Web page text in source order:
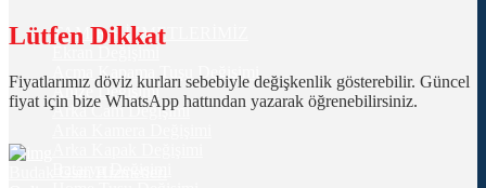
TAMİR HİZMETLERİMİZ
Açma Kapama Tuşu Değişimi
Ahize Değişimi
Arka Cam Değişimi
Lütfen Dikkat
Fiyatlarımız döviz kurları sebebiyle değişkenlik gösterebilir. Güncel
fiyat için bize WhatsApp hattından yazarak öğrenebilirsiniz.